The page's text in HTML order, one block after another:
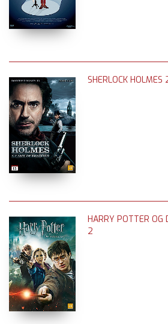
SHERLOCK HOLMES
HARRY POTTER OG
2